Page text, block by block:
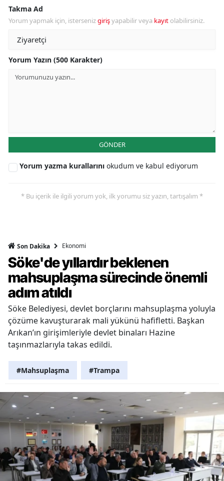
Takma Ad
Yorum yapmak için, istersenizgirişyapabilir veya kayıt olabilirsiniz.
Yorum Yazın (500 Karakter)
GÖNDER
Yorum yazma kurallarını okudum ve kabul ediyorum
* Bu içerik ile ilgili yorum yok, ilk yorumu siz yazın, tartışalım *
Son Dakika Ekonomi
Söke'de yıllardır beklenen
mahsuplaşma sürecinde önemli
adım atıldı
Söke Belediyesi, devlet borçlarını mahsuplaşma yoluyla
çözüme kavuşturarak mali yükünü hafifletti. Başkan
Arıkan’ın girişimleriyle devlet binaları Hazine
taşınmazlarıyla takas edildi.
#Mahsuplaşma #Trampa